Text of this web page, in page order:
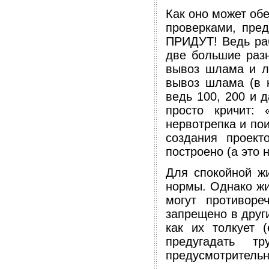
Как оно может
проверками,
ПРИДУТ! Ведь
две большие
вывоз шлама и
вывоз шлама (в
ведь 100, 200 и
просто
нервотрепка и
создания
построено (а это
Для спокойной
нормы. Однако
могут
запрещено в
как их толкует
предугадать